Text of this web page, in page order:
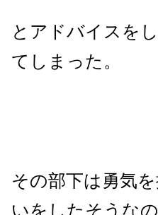
とアドバイスを
てしまった。
その部下は勇気
いをしたそうな